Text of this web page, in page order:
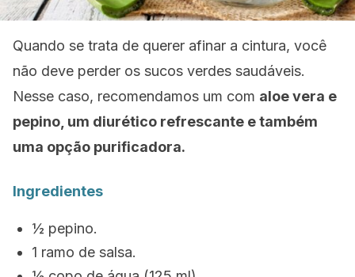
Quando se trata de querer afinar a cintura, você
não deve perder os sucos verdes saudáveis.
Nesse caso, recomendamos um com aloe vera e
pepino, um diurético refrescante e também
uma opção purificadora.
Ingredientes
½ pepino.
1 ramo de salsa.